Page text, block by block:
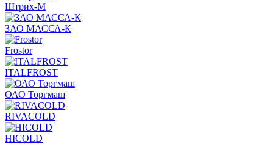
Штрих-М
ЗАО МАССА-К
Frostor
ITALFROST
ОАО Торгмаш
RIVACOLD
HICOLD